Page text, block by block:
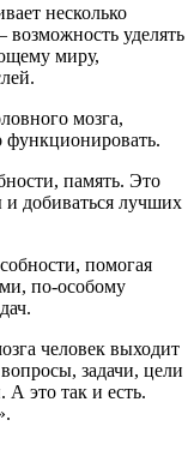
несколько
уделять
миру,
мозга,
функционировать.
память. Это
добиваться лучших
помогая
по-особому
человек выходит
задачи, цели
это так и есть.